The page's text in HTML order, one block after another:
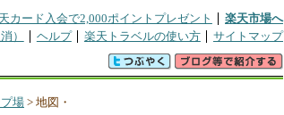
カード入会で2,000ポイントプレゼント
楽天市場へ
） ヘルプ 楽天トラベルの使い方 サイトマップ
場 > 地図・